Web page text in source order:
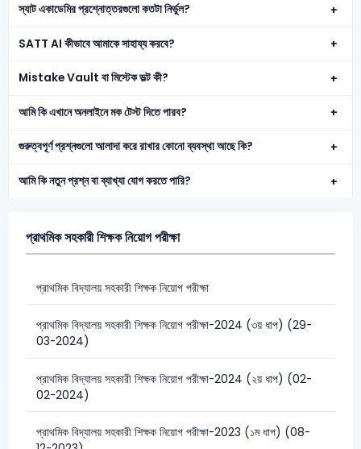
স্যাট একাডেমির প্রশ্নোত্তরগুলো কতটা নির্ভুল?
SATT AI কীভাবে আমাকে সাহায্য করবে?
Mistake Vault বা মিস্টেক ভল্ট কী?
আমি কি এখানে অনলাইনে মক টেস্ট দিতে পারব?
গুরুত্বপূর্ণ প্রশ্নগুলো আলাদা করে রাখার কোনো ব্যবস্থা আছে কি?
আমি কি নতুন প্রশ্ন বা ব্যাখ্যা যোগ করতে পারি?
প্রাথমিক সহকারী শিক্ষক নিয়োগ পরীক্ষা
প্রাথমিক বিদ্যালয় সহকারী শিক্ষক নিয়োগ পরীক্ষা
প্রাথমিক বিদ্যালয় সহকারী শিক্ষক নিয়োগ পরীক্ষা-2024 (৩য় ধাপ) (29-
03-2024)
প্রাথমিক বিদ্যালয় সহকারী শিক্ষক নিয়োগ পরীক্ষা-2024 (২য় ধাপ) (02-
02-2024)
প্রাথমিক বিদ্যালয় সহকারী শিক্ষক নিয়োগ পরীক্ষা-2023 (১ম ধাপ) (08-